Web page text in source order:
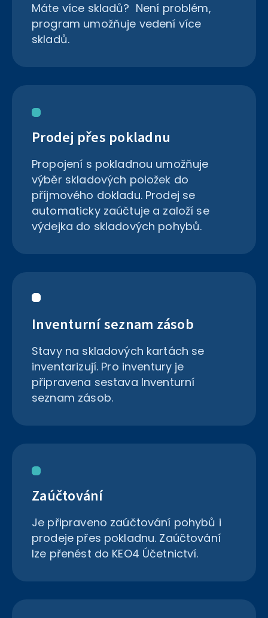
Máte více skladů? Není problém,
program umožňuje vedení více
skladů.
Prodej přes pokladnu
Propojení s pokladnou umožňuje
výběr skladových položek do
příjmového dokladu. Prodej se
automaticky zaúčtuje a založí se
výdejka do skladových pohybů.
Inventurní seznam zásob
Stavy na skladových kartách se
inventarizují. Pro inventury je
připravena sestava Inventurní
seznam zásob.
Zaúčtování
Je připraveno zaúčtování pohybů i
prodeje přes pokladnu. Zaúčtování
lze přenést do KEO4 Účetnictví.